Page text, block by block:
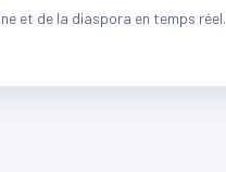
et de la diaspora en temps réel.